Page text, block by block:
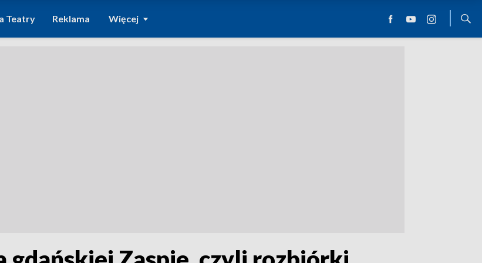
Teatry Reklama Więcej